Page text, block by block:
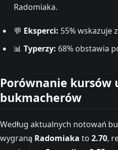
Radomiaka.
💬 Eksperci: 55% wskazuje
📊 Typerzy: 68% obstawia
Porównanie kursów
bukmacherów
Według aktualnych notowań
wygraną Radomiaka to 2.70,